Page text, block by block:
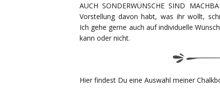
AUCH SONDERWÜNSCHE SIND
Vorstellung davon habt, was ihr wollt,
Ich gehe gerne auch auf individuelle
kann oder nicht.
Hier findest Du eine Auswahl meiner